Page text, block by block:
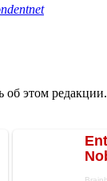
об этом редакции.